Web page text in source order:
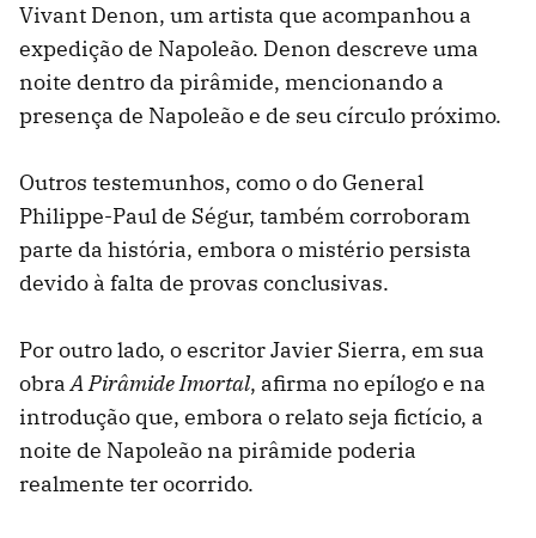
Vivant Denon, um artista que acompanhou a
expedição de Napoleão. Denon descreve uma
noite dentro da pirâmide, mencionando a
presença de Napoleão e de seu círculo próximo.
Outros testemunhos, como o do General
Philippe-Paul de Ségur, também corroboram
parte da história, embora o mistério persista
devido à falta de provas conclusivas.
Por outro lado, o escritor Javier Sierra, em sua
obraA Pirâmide Imortal, afirma no epílogo e na
introdução que, embora o relato seja fictício, a
noite de Napoleão na pirâmide poderia
realmente ter ocorrido.